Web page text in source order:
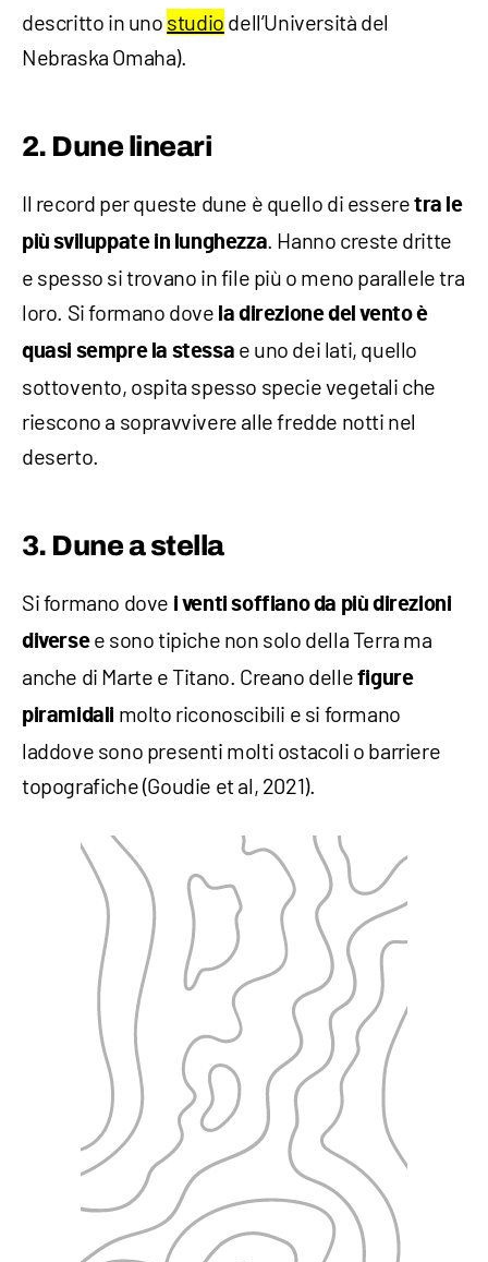
descritto in uno studio dell’Università del
Nebraska Omaha).
2. Dune lineari
Il record per queste dune è quello di essere tra le
più sviluppate in lunghezza. Hanno creste dritte
e spesso si trovano in file più o meno parallele tra
loro. Si formano dove la direzione del vento è
quasi sempre la stessa e uno dei lati, quello
sottovento, ospita spesso specie vegetali che
riescono a sopravvivere alle fredde notti nel
deserto.
3. Dune a stella
Si formano dove i venti soffiano da più direzioni
diversee sono tipiche non solo della Terra ma
anche di Marte e Titano. Creano delle figure
piramidali molto riconoscibili e si formano
laddove sono presenti molti ostacoli o barriere
topografiche (Goudie et al, 2021).